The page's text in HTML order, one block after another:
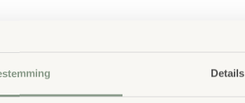
Details
van deze podiumset zullen kleine
voelen. Ze kunnen met veel interesse
kijken. In het opberg vierkant